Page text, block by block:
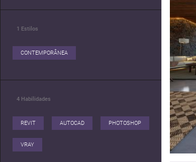
1 Estilos
CONTEMPORÂNEA
4 Habilidades
REVIT AUTOCAD PHOTOSHOP
VRAY